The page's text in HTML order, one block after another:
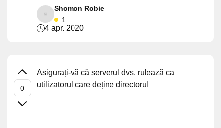
Shomon Robie
1
4 apr. 2020
Asigurați-vă că serverul dvs. rulează ca
utilizatorul care deține directorul